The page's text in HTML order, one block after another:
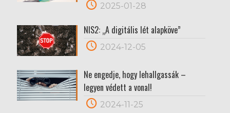
2025-01-28
NIS2: „A digitális lét alapköve”
2024-12-05
Ne engedje, hogy lehallgassák –
legyen védett a vonal!
2024-11-25